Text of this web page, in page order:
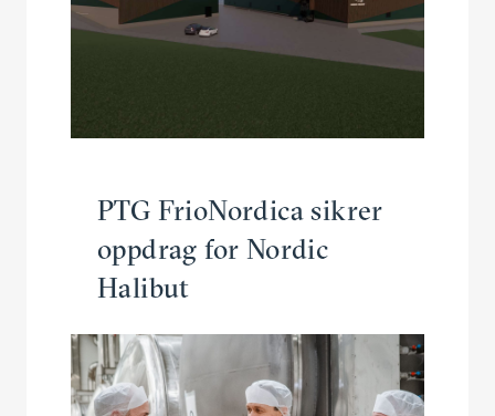
PTG FrioNordica sikrer
oppdrag for Nordic
Halibut